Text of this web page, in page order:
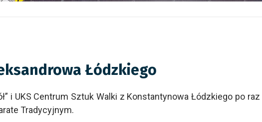
Łódzkiego
i UKS Centrum Sztuk Walki z Konstantynowa Łódzkiego po
Tradycyjnym.